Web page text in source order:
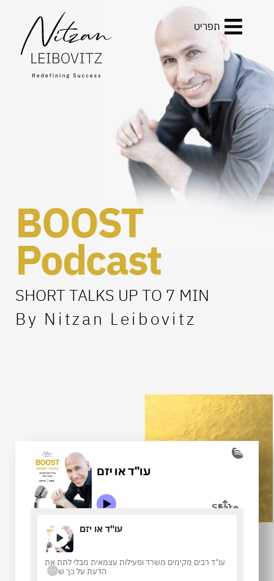
תפריט
BOOST
Podcast
SHORT TALKS UP TO 7 MIN
By Nitzan Leibovitz
עו"ד או יזם
עו"ד רבים מקימים משרד ופעילות עצמאית מבלי לתת את
הדעת על כך ש ...